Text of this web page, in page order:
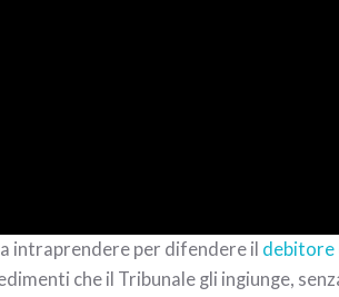
intraprendere per difendere il debitore
che il Tribunale gli ingiunge,